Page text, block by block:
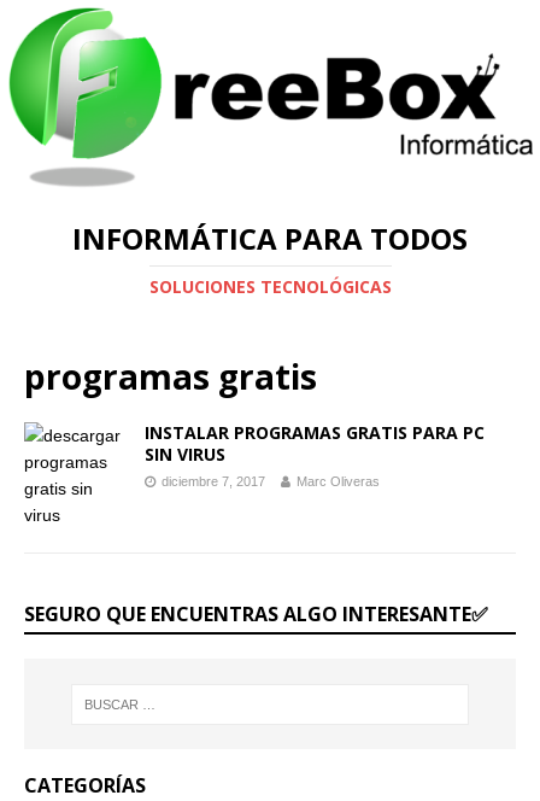
INFORMÁTICA PARA TODOS
SOLUCIONES TECNOLÓGICAS
programas gratis
INSTALAR PROGRAMAS GRATIS PARA PC
SIN VIRUS
diciembre 7, 2017 Marc Oliveras
SEGURO QUE ENCUENTRAS ALGO INTERESANTE✅
CATEGORÍAS